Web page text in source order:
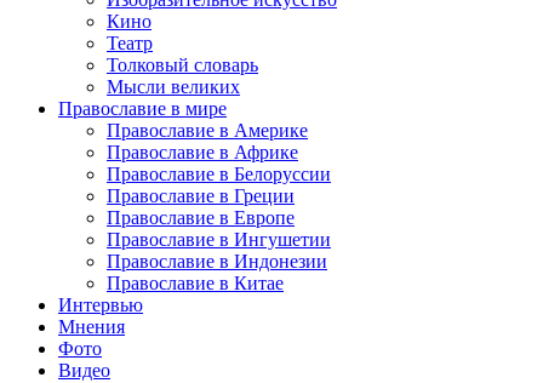
Кино
Театр
Толковый словарь
Мысли великих
Православие в мире
Православие в Америке
Православие в Африке
Православие в Белоруссии
Православие в Греции
Православие в Европе
Православие в Ингушетии
Православие в Индонезии
Православие в Китае
Интервью
Мнения
Фото
Видео